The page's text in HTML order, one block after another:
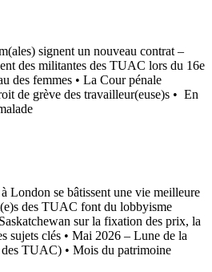
signent un nouveau contrat –
des militantes des TUAC lors du 16e
des femmes • La Cour pénale
de grève des travailleur(euse)s • En
London se bâtissent une vie meilleure
des TUAC font du lobbyisme
sur la fixation des prix, la
sujets clés • Mai 2026 – Lune de la
TUAC) • Mois du patrimoine